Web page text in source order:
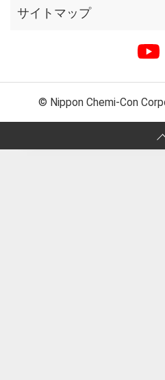
サイトマップ
© Nippon Chemi-Con